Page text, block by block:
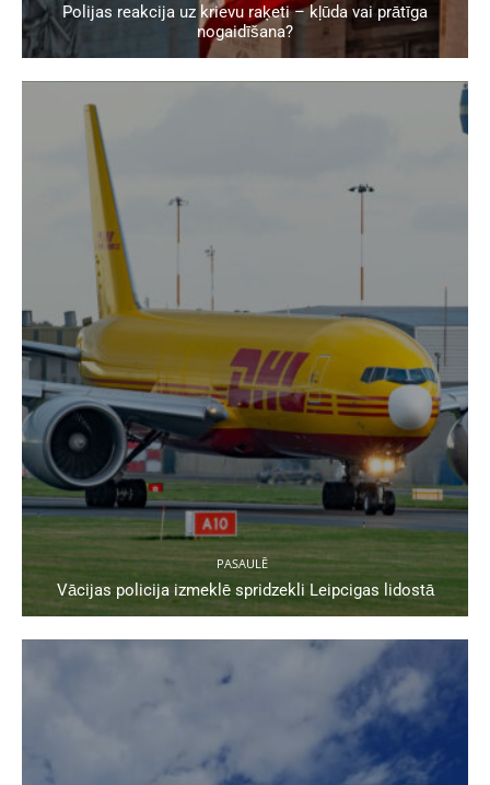
Polijas reakcija uz krievu raķeti – kļūda vai prātīga
nogaidīšana?
PASAULĒ
Vācijas policija izmeklē spridzekli Leipcigas lidostā